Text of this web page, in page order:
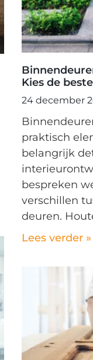
Kies de beste
24 december
praktisch
belangrijk
bespreken
verschillen
deuren.
Lees verder »